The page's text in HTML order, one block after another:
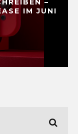
–
IM JUNI